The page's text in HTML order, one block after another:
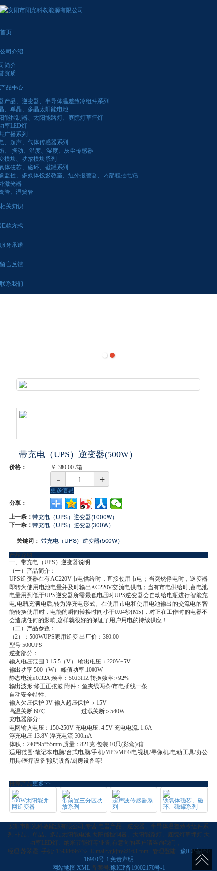
首页
公司介绍
简介
资质
产品中心
产品、逆变器、半导体温差致冷组件系列
、单晶、多晶太阳能电池
能控制器、太阳能路灯、庭院灯草坪灯
率LED灯
广播系列
、超声、气体传感器系列
、 振动、温度、湿度、灰尘传感器
模块、功放模块系列
体磁芯、磁环、磁罐系列
监控、多媒体投影教室、红外报警器、内部程控电话
激光器
管、湿簧管
相关知识
汇款方式
服务承诺
留言反馈
联系我们
带充电（UPS）逆变器(500W）
价格： ￥380.00/箱
- +
更多信息
分享：
上一条：带充电（UPS）逆变器(1000W）
下一条：带充电（UPS）逆变器(300W）
关键词：带充电（UPS）逆变器(500W）
产品介绍
一、带充电（UPS）逆变器说明：
（一）产品简介：
UPS逆变器在有AC220V市电供给时，直接使用市电；当突然停电时，逆变器
即转为使用电池电量并及时输出AC220V交流电供电；当有市电供给时,蓄电池
电量用到低于UPS逆变器所需最低电压时UPS逆变器会自动给电瓶进行智能充
电;电瓶充满电后,转为浮充电形式。在使用市电和使用电池输出的交流电的智
能转换使用时，电能的瞬间转换时间小于0.04秒(MS)，对正在工作时的电器不
会造成任何的影响,这样就很好的保证了用户用电的持续供应！
（二）产品参数：
（2）：500WUPS家用逆变 出厂价：380.00
型号 500UPS
逆变部分：
输入电压范围 9-15.5（V） 输出电压：220V±5V
输出功率 500（W） 峰值功率:1000W
静态电流≤0.32A 频率：50±3HZ 转换效率:>92%
输出波形:修正正弦波 附件：鱼夹线两条/市电插线一条
自动安全特性:
输入欠压保护 9V 输入超压保护 ＞15V
高温关断 60℃ 过载关断＞540W
充电器部分:
电网输入电压：150-250V 充电电压: 4.5V 充电电流: 1.6A
浮充电压 13.8V 浮充电流 300mA
体积：240*95*55mm 质量：821克 包装 10只(彩盒)/箱
适用范围:笔记本电脑/台式电脑/手机/MP3/MP4/电视机/寻像机/电动工具/办公
用具/医疗设备/照明设备/厨房设备等!
推荐产品更多>>
500W太阳能并
网逆变器
带前置三分区功
放系列
超声波传感器系
列
铁氧体磁芯、磁
环、磁罐系列
安阳市阳光科教能源有限公司,专营 电器产品、逆变器、半导体温差致冷组件系
列 非晶、单晶、多晶太阳能电池 太阳能控制器、太阳能路灯、庭院灯草坪灯 大
功率LED灯、纳米节能灯等业务,有意向的客户请咨询我们，
经理:苏翠霞 手机: 13938696732 E-mail:ygkjny@163.com 管理登陆
豫ICP备050
16910号-1 免责声明
网站地图 XML备案号:豫ICP备19002170号-1